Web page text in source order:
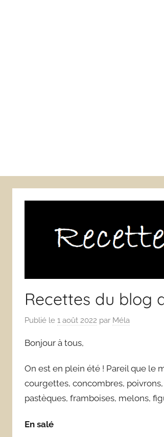
Recettes du blog
Publié le 1 août 2022 par Méla
Bonjour à tous,
On est en plein été ! Pareil que le
courgettes, concombres,
pastèques, framboises, melons,
En salé